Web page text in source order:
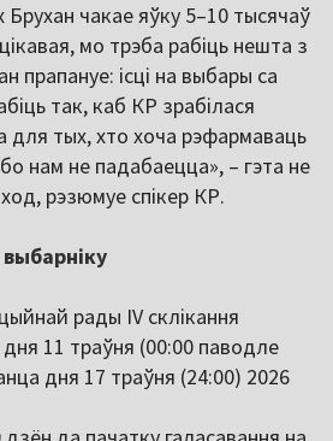
чакае яўку 5–10 тысячаў
мо трэба рабіць нешта з
прапануе: ісці на выбары са
так, каб КР зрабілася
для тых, хто хоча рэфармаваць
нам не падабаецца», – гэта не
рэзюмуе спікер КР.
рады IV склікання
11 траўня (00:00 паводле
дня 17 траўня (24:00) 2026